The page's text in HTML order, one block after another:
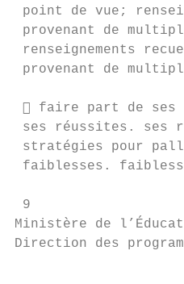
point de vue;
provenant de
renseignements
provenant de
 faire part de
ses réussites. ses
stratégies pour
faiblesses.
9
Ministère de
Direction des